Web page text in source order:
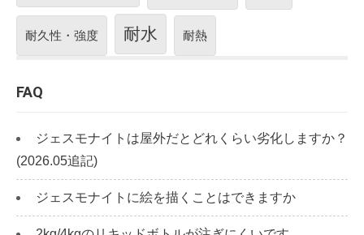
耐久性・強度 耐水 耐熱
FAQ
ジェスモナイトは屋外だとどれくらい劣化しますか？
(2026.05追記)
ジェスモナイトに絵を描くことはできますか